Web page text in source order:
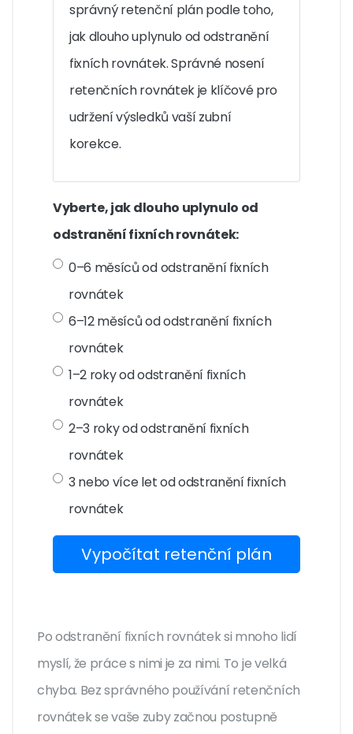
správný retenční plán podle toho,
jak dlouho uplynulo od odstranění
fixních rovnátek. Správné nosení
retenčních rovnátek je klíčové pro
udržení výsledků vaší zubní
korekce.
Vyberte, jak dlouho uplynulo od
odstranění fixních rovnátek:
0–6 měsíců od odstranění fixních
rovnátek
6–12 měsíců od odstranění fixních
rovnátek
1–2 roky od odstranění fixních
rovnátek
2–3 roky od odstranění fixních
rovnátek
3 nebo více let od odstranění fixních
rovnátek
Vypočítat retenční plán
Po odstranění fixních rovnátek si mnoho lidí
myslí, že práce s nimi je za nimi. To je velká
chyba. Bez správného používání retenčních
rovnátek se vaše zuby začnou postupně